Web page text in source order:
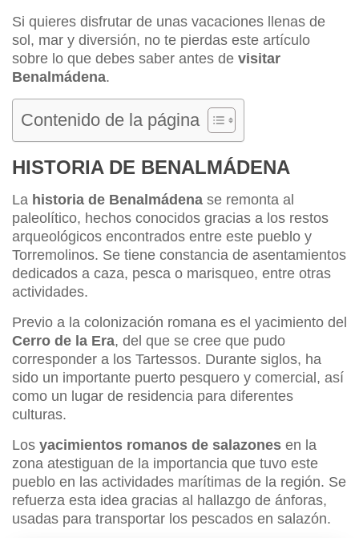
Si quieres disfrutar de unas vacaciones llenas de
sol, mar y diversión, no te pierdas este artículo
sobre lo que debes saber antes de visitar
Benalmádena.
Contenido de la página
HISTORIA DE BENALMÁDENA
La historia de Benalmádena se remonta al
paleolítico, hechos conocidos gracias a los restos
arqueológicos encontrados entre este pueblo y
Torremolinos. Se tiene constancia de asentamientos
dedicados a caza, pesca o marisqueo, entre otras
actividades.
Previo a la colonización romana es el yacimiento del
Cerro de la Era, del que se cree que pudo
corresponder a los Tartessos. Durante siglos, ha
sido un importante puerto pesquero y comercial, así
como un lugar de residencia para diferentes
culturas.
Los yacimientos romanos de salazones en la
zona atestiguan de la importancia que tuvo este
pueblo en las actividades marítimas de la región. Se
refuerza esta idea gracias al hallazgo de ánforas,
usadas para transportar los pescados en salazón.